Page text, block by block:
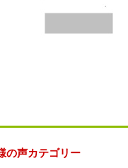
の声カテゴリー